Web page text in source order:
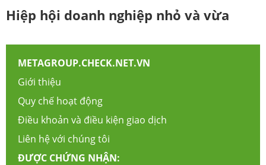
Hiệp hội doanh nghiệp nhỏ và vừa
METAGROUP.CHECK.NET.VN
Giới thiệu
Quy chế hoạt động
Điều khoản và điều kiện giao dịch
Liên hệ với chúng tôi
ĐƯỢC CHỨNG NHẬN: